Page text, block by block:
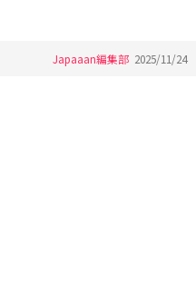
Japaaan編集部 2025/11/24